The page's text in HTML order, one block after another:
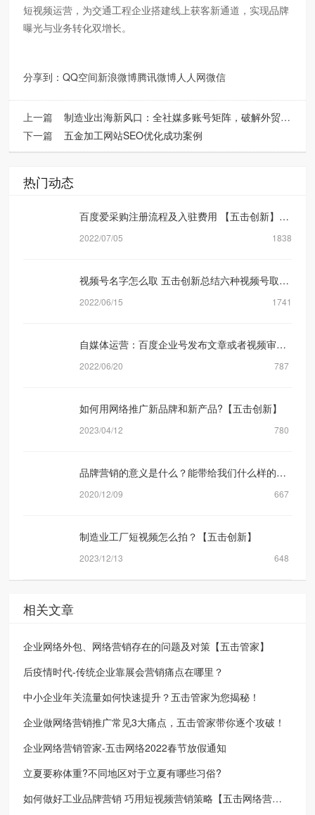
短视频运营，为交通工程企业搭建线上获客新通道，实现品牌
曝光与业务转化双增长。
分享到：QQ空间新浪微博腾讯微博人人网微信
上一篇制造业出海新风口：全社媒多账号矩阵，破解外贸获客难题
下一篇五金加工网站SEO优化成功案例
热门动态
百度爱采购注册流程及入驻费用 【五击创新】网络营销公司
2022/07/05 1838
视频号名字怎么取 五击创新总结六种视频号取名方式
2022/06/15 1741
自媒体运营：百度企业号发布文章或者视频审核规则机制是什么？【五击创新】
2022/06/20 787
如何用网络推广新品牌和新产品?【五击创新】
2023/04/12 780
品牌营销的意义是什么？能带给我们什么样的转化？
2020/12/09 667
制造业工厂短视频怎么拍？【五击创新】
2023/12/13 648
相关文章
企业网络外包、网络营销存在的问题及对策【五击管家】
后疫情时代-传统企业靠展会营销痛点在哪里？
中小企业年关流量如何快速提升？五击管家为您揭秘！
企业做网络营销推广常见3大痛点，五击管家带你逐个攻破！
企业网络营销管家-五击网络2022春节放假通知
立夏要称体重?不同地区对于立夏有哪些习俗?
如何做好工业品牌营销 巧用短视频营销策略【五击网络营销策划】